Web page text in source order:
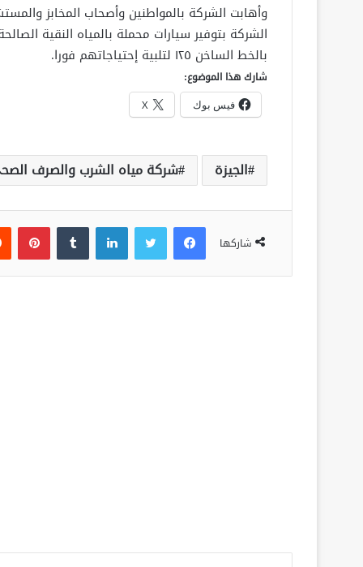
وأهابت الشركة بالمواطنين وأصحاب المخابز
الشركة بتوفير سيارات محملة بالمياه النقية
بالخط الساخن ١٢٥ لتلبية إحتياجاتهم فورا.
شارك هذا الموضوع:
فيس بوك X
الجيزة شركة مياه الشرب والصرف
شاركها
فيسبوك لينكدإن بينتيريست